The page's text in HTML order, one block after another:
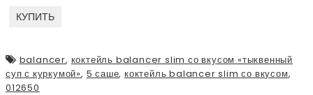
КУПИТЬ
balancer, коктейль balancer slim со вкусом «тыквенный
суп с куркумой», 5 саше,коктейль balancer slim со вкусом,
012650